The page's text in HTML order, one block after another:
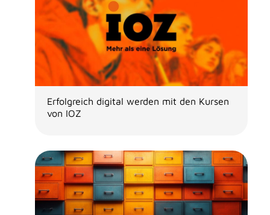
Erfolgreich digital werden mit den Kursen
von IOZ